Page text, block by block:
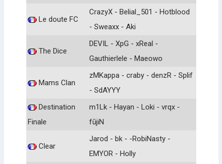
Le doute FC
CrazyX - Belial_501 - Hotblood
- Sweaxx - Aki
The Dice
DEVIL - XpG - xReal -
Gauthierlele - Maeowo
Mams Clan
zMKappa - craby - denzR - Splif
- SdAYYY
Destination
Finale
m1Lk - Hayan - Loki - vrqx -
fūjiN
Clear
Jarod - bk - -RobiNasty -
EMYOR - Holly